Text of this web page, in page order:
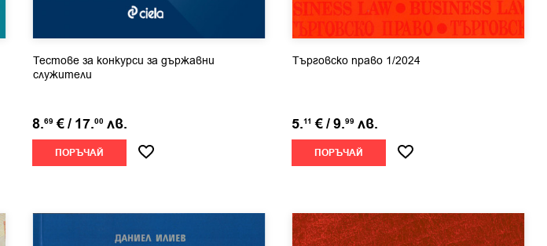
Тестове за конкурси за държавни
служители
8.69 €/ 17.00 лв.
ПОРЪЧАЙ
Търговско право 1/2024
5.11 €/9.99 лв.
ПОРЪЧАЙ